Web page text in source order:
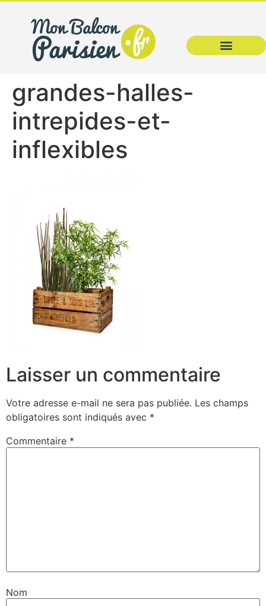
grandes-halles-
intrepides-et-
inflexibles
Laisser un commentaire
Votre adresse e-mail ne sera pas publiée. Les champs
obligatoires sont indiqués avec *
Commentaire *
Nom